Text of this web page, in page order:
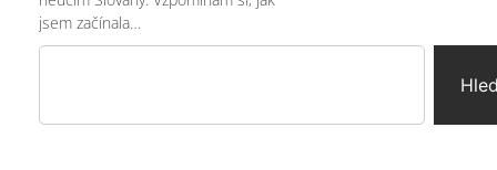
jsem začínala…